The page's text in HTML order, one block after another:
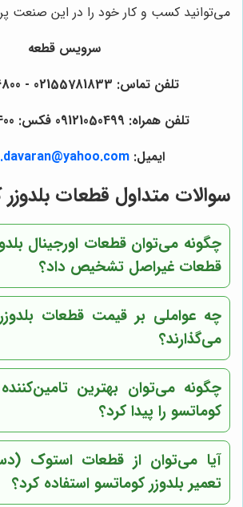
می‌توانید کسب و کار خود را در این صنعت
سرویس قطعه
تلفن تماس: 02155781833 - 02155716800
تلفن همراه: 09121050499 فکس: 02155728400
ایمیل:
سوالات متداول قطعات
چگونه می‌توان قطعات اورجینال
قطعات غیراصل تشخیص داد؟
چه عواملی بر قیمت قطعات بلدوزر
می‌گذارند؟
چگونه می‌توان بهترین
کوماتسو را پیدا کرد؟
آیا می‌توان از قطعات استوک
تعمیر بلدوزر کوماتسو استفاده کرد؟